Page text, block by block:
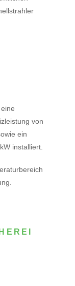
von
ein
installiert.